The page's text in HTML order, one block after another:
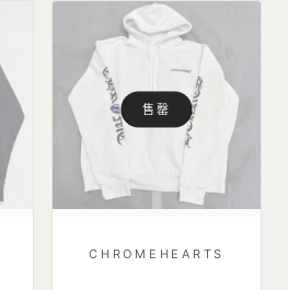
售罄
CHROMEHEARTS